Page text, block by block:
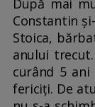
Constantin
Stoica,
anului
curând 5
fericiți. De